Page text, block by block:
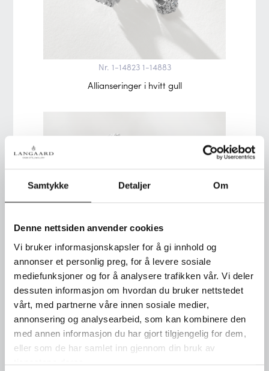
Samtykke Detaljer Om
Denne nettsiden anvender cookies
Vi bruker informasjonskapsler for å gi innhold og
annonser et personlig preg, for å levere sosiale
mediefunksjoner og for å analysere trafikken vår. Vi deler
dessuten informasjon om hvordan du bruker nettstedet
vårt, med partnerne våre innen sosiale medier,
annonsering og analysearbeid, som kan kombinere den
med annen informasjon du har gjort tilgjengelig for dem,
eller som de har samlet inn gjennom din bruk av
tjenestene deres.
Nr. 1-14823 1-14883
Allianseringer i hvitt gull
Nr. 6-11014 1-12531
Revierarmbånd og
alliansering i hvitt gull med
diamanter.